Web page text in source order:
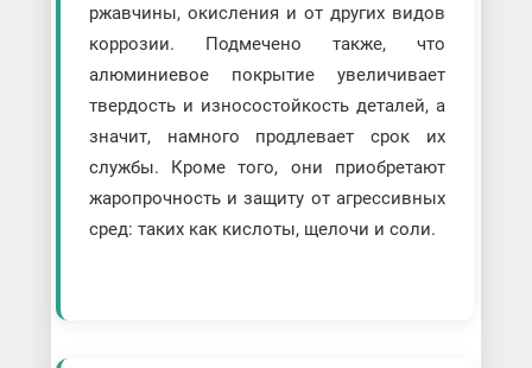
ржавчины, окисления и от других видов
коррозии. Подмечено также, что
алюминиевое покрытие увеличивает
твердость и износостойкость деталей, а
значит, намного продлевает срок их
службы. Кроме того, они приобретают
жаропрочность и защиту от агрессивных
сред: таких как кислоты, щелочи и соли.